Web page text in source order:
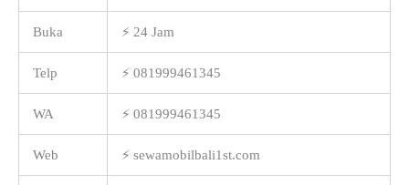
Buka ⚡ 24 Jam
Telp ⚡ 081999461345
WA ⚡ 081999461345
Web ⚡ sewamobilbali1st.com